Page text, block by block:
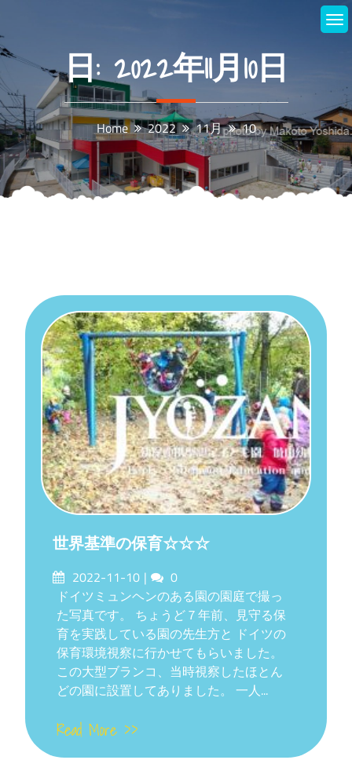
content
日:2022年11月10日
Home 2022 11月 10
世界基準の保育☆☆☆
Posted
on
2022-11-10 Comments
0
ドイツミュンヘンのある園の園庭で撮っ
た写真です。 ちょうど７年前、見守る保
育を実践している園の先生方と ドイツの
保育環境視察に行かせてもらいました。
この大型ブランコ、当時視察したほとん
どの園に設置してありました。 一人...
Read More >>